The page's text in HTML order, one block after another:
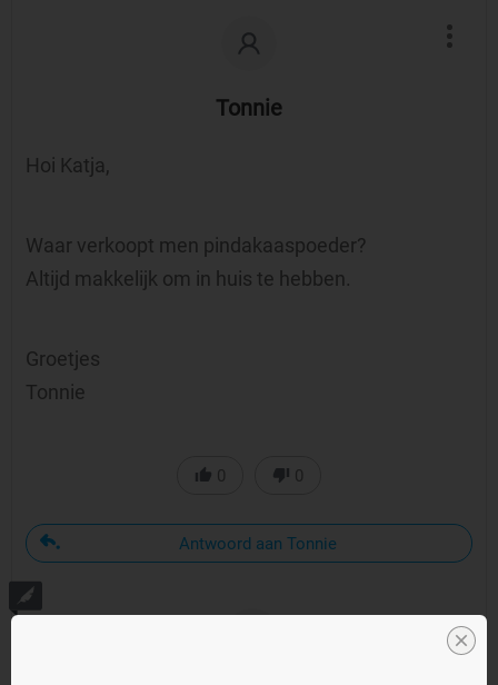
Tonnie
Hoi Katja,
Waar verkoopt men pindakaaspoeder?
Altijd makkelijk om in huis te hebben.
Groetjes
Tonnie
0 0
Antwoord aan Tonnie